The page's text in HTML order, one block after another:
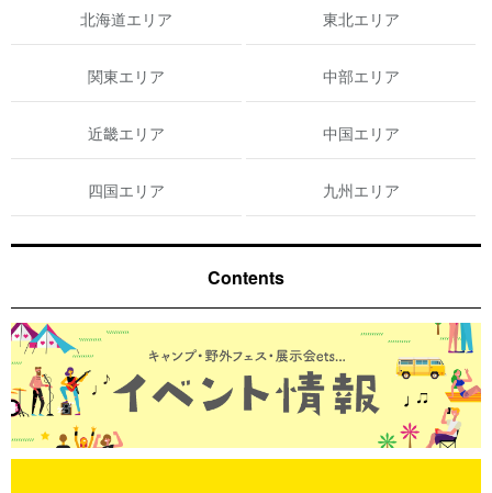
北海道エリア 東北エリア
関東エリア 中部エリア
近畿エリア 中国エリア
四国エリア 九州エリア
Contents